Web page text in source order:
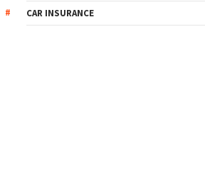
CAR INSURANCE